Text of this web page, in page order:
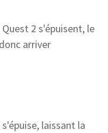
2 s'épuisent, le
arriver
laissant la